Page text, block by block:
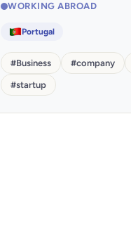
WORKING ABROAD
Portugal
#Business #company
#startup